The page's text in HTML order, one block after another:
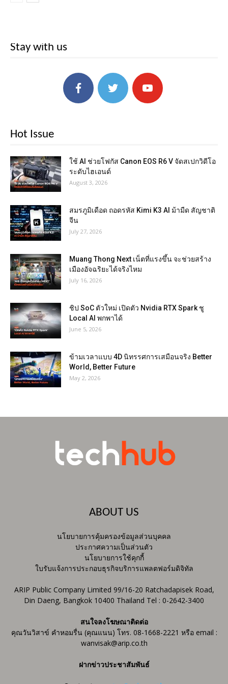
Stay with us
Hot Issue
ใช้ AI ช่วยโฟกัส Canon EOS R6 V จัดสเปกวิดีโอ
ระดับไฮเอนด์
August 3, 2026
สมรภูมิเดือด ถอดรหัส Kimi K3 AI ม้ามืด สัญชาติ
จีน
July 27, 2026
Muang Thong Next เน็ตที่แรงขึ้น จะช่วยสร้าง
เมืองอัจฉริยะได้จริงไหม
July 16, 2026
ชิป SoC ตัวใหม่ เปิดตัว Nvidia RTX Spark ชู
Local AI พกพาได้
June 5, 2026
ข้ามเวลาแบบ 4D นิทรรศการเสมือนจริง Better
World, Better Future
May 2, 2026
ABOUT US
นโยบายการคุ้มครองข้อมูลส่วนบุคคล
ประกาศความเป็นส่วนตัว
นโยบายการใช้คุกกี้
ใบรับแจ้งการประกอบธุรกิจบริการแพลตฟอร์มดิจิทัล
ARIP Public Company Limited 99/16-20 Ratchadapisek Road,
Din Daeng, Bangkok 10400 Thailand Tel : 0-2642-3400
สนใจลงโฆษณาติดต่อ
คุณวันวิสาข์ คำหอมรื่น (คุณแนน) โทร. 08-1668-2221 หรือ email :
wanvisak@arip.co.th
ฝากข่าวประชาสัมพันธ์